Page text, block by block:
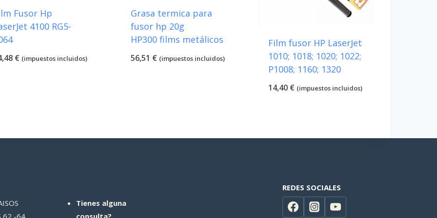
Fusor Hp
4100 RG5-
€ (impuestos incluidos)
Grasa termica para
fusor hp 20g
HP300 films metálicos
56,51 € (impuestos incluidos)
Film fusor HP LaserJet
1010; 1018; 1020; 1022;
P1008; 1160; 1320
14,40 € (impuestos incluidos)
62 -64
Tienes alguna
consulta?
REDES SOCIALES